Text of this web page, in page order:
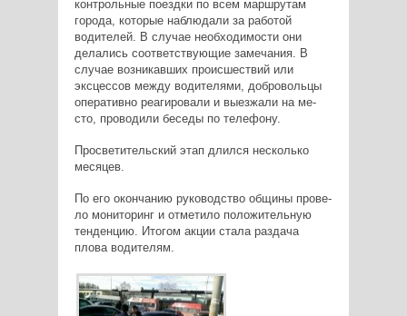
контро­льные поездки по всем маршрутам
города, которые наблюдали за работой
водителей. В случае необходимости они
делались соответствующие замечания. В
случае возникавших про­исшествий или
эксцес­сов между водителями, добровольцы
оперативно реагиро­вали и выезжали на ме­
сто, проводили беседы по телефону.
Просветительский этап длился несколько
месяцев.
По его окончанию руководство общины прове­
ло мониторинг и отметило положительную
тенд­енцию. Итогом акции стала раздача
плова водителям.